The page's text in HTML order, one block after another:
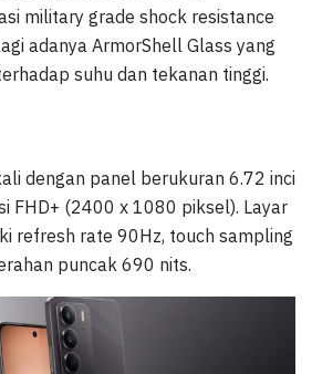
military grade shock resistance
adanya ArmorShell Glass yang
suhu dan tekanan tinggi.
dengan panel berukuran 6.72 inci
FHD+ (2400 x 1080 piksel). Layar
refresh rate 90Hz, touch sampling
puncak 690 nits.